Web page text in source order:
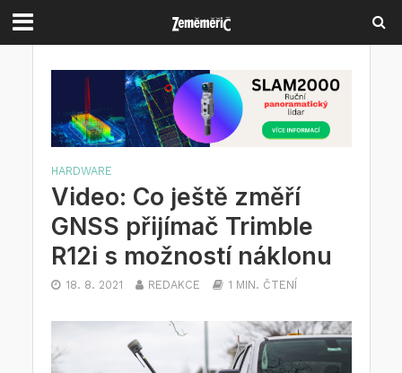
HARDWARE
Video: Co ještě změří
GNSS přijímač Trimble
R12i s možností náklonu
18. 8. 2021 REDAKCE 1 MIN. ČTENÍ